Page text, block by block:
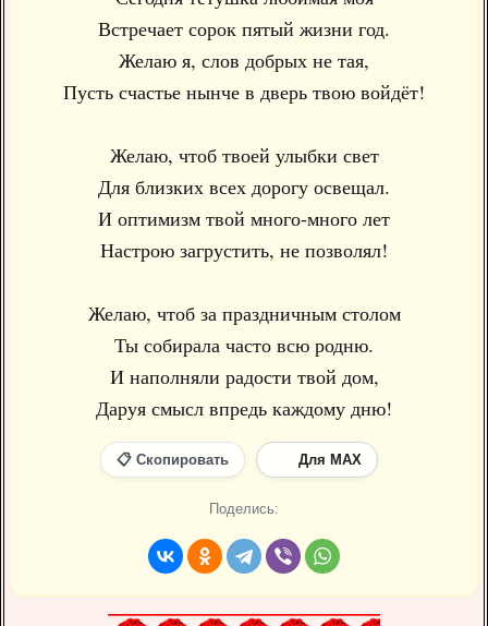
Встречает сорок пятый жизни год.
Желаю я, слов добрых не тая,
Пусть счастье нынче в дверь твою войдёт!
Желаю, чтоб твоей улыбки свет
Для близких всех дорогу освещал.
И оптимизм твой много-много лет
Настрою загрустить, не позволял!
Желаю, чтоб за праздничным столом
Ты собирала часто всю родню.
И наполняли радости твой дом,
Даруя смысл впредь каждому дню!
📋 Скопировать Для MAX
Поделись: